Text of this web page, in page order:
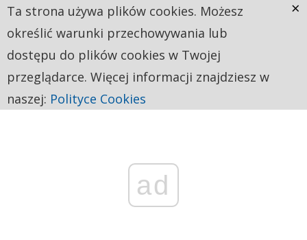
ad
Ta strona używa plików cookies. Możesz
określić warunki przechowywania lub
dostępu do plików cookies w Twojej
przeglądarce. Więcej informacji znajdziesz w
naszej: Polityce Cookies
×